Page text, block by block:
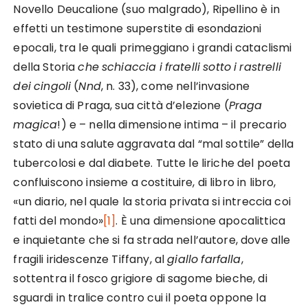
Novello Deucalione (suo malgrado), Ripellino è in
effetti un testimone superstite di esondazioni
epocali, tra le quali primeggiano i grandi cataclismi
della Storiacheschiaccia ifratellisottoirastrelli
deicingoli (Nnd, n. 33), come nell’invasione
sovietica di Praga, sua città d’elezione (Praga
magica!) e – nella dimensione intima – il precario
stato di una salute aggravata dal “mal sottile” della
tubercolosi e dal diabete. Tutte le liriche del poeta
confluiscono insieme a costituire, di libro in libro,
«un diario, nel quale la storia privata si intreccia coi
fatti del mondo»[1]. È una dimensione apocalittica
e inquietante che si fa strada nell’autore, dove alle
fragili iridescenze Tiffany, algiallofarfalla,
sottentra il fosco grigiore di sagome bieche, di
sguardi in tralice contro cui il poeta oppone la